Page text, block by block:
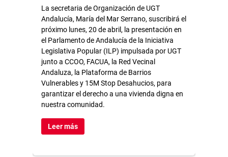
La secretaria de Organización de UGT
Andalucía, María del Mar Serrano, suscribirá el
próximo lunes, 20 de abril, la presentación en
el Parlamento de Andalucía de la Iniciativa
Legislativa Popular (ILP) impulsada por UGT
junto a CCOO, FACUA, la Red Vecinal
Andaluza, la Plataforma de Barrios
Vulnerables y 15M Stop Desahucios, para
garantizar el derecho a una vivienda digna en
nuestra comunidad.
Leer más